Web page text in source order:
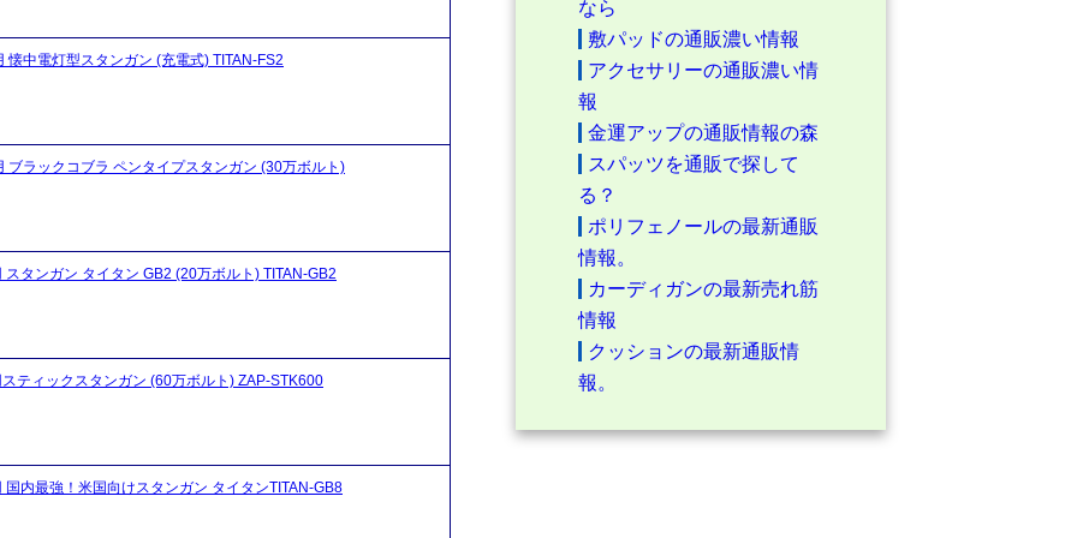
中電灯型スタンガン (充電式) TITAN-FS2
ラックコブラ ペンタイプスタンガン (30万ボルト)
タンガン タイタン GB2 (20万ボルト) TITAN-GB2
ティックスタンガン (60万ボルト) ZAP-STK600
内最強！米国向けスタンガン タイタンTITAN-GB8
なら
敷パッドの通販濃い情報
アクセサリーの通販濃い情
報
金運アップの通販情報の森
スパッツを通販で探して
る？
ポリフェノールの最新通販
情報。
カーディガンの最新売れ筋
情報
クッションの最新通販情
報。